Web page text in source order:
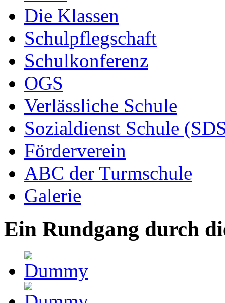
Die Klassen
Schulpflegschaft
Schulkonferenz
OGS
Verlässliche Schule
Sozialdienst Schule
Förderverein
ABC der Turmschule
Galerie
Ein Rundgang durch